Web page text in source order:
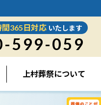
365日対応 いたします
599-059
上村葬祭について